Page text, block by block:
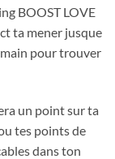
BOOST LOVE
ta mener jusque
pour trouver
un point sur ta
tes points de
dans ton